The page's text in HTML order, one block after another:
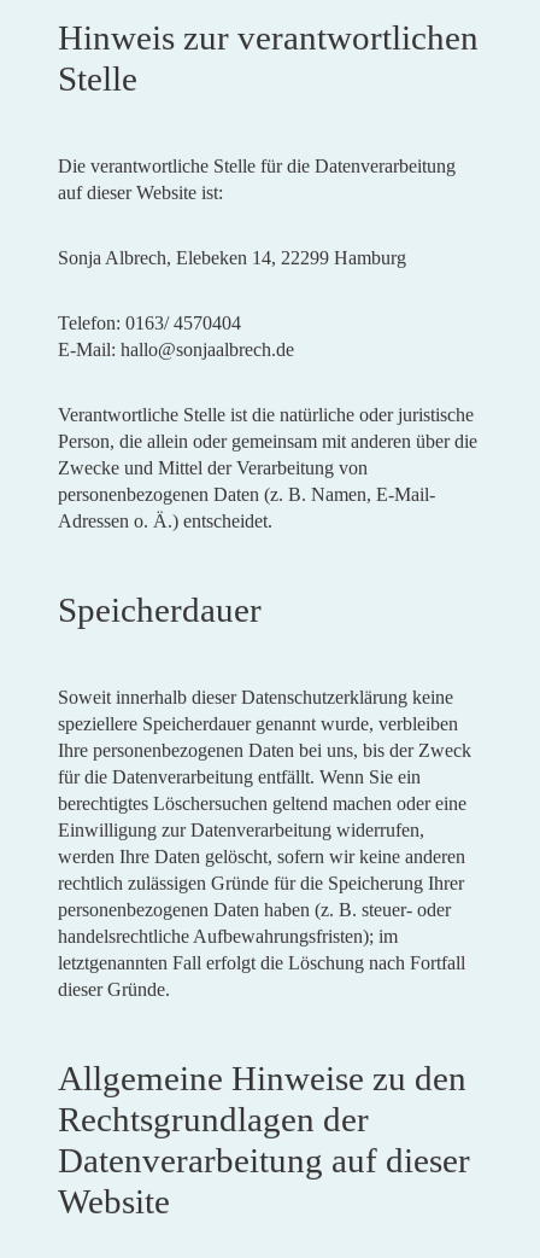
Hinweis zur verantwortlichen
Stelle
Die verantwortliche Stelle für die Datenverarbeitung
auf dieser Website ist:
Sonja Albrech, Elebeken 14, 22299 Hamburg
Telefon: 0163/ 4570404
E-Mail: hallo@sonjaalbrech.de
Verantwortliche Stelle ist die natürliche oder juristische
Person, die allein oder gemeinsam mit anderen über die
Zwecke und Mittel der Verarbeitung von
personenbezogenen Daten (z. B. Namen, E-Mail-
Adressen o. Ä.) entscheidet.
Speicherdauer
Soweit innerhalb dieser Datenschutzerklärung keine
speziellere Speicherdauer genannt wurde, verbleiben
Ihre personenbezogenen Daten bei uns, bis der Zweck
für die Datenverarbeitung entfällt. Wenn Sie ein
berechtigtes Löschersuchen geltend machen oder eine
Einwilligung zur Datenverarbeitung widerrufen,
werden Ihre Daten gelöscht, sofern wir keine anderen
rechtlich zulässigen Gründe für die Speicherung Ihrer
personenbezogenen Daten haben (z. B. steuer- oder
handelsrechtliche Aufbewahrungsfristen); im
letztgenannten Fall erfolgt die Löschung nach Fortfall
dieser Gründe.
Allgemeine Hinweise zu den
Rechtsgrundlagen der
Datenverarbeitung auf dieser
Website